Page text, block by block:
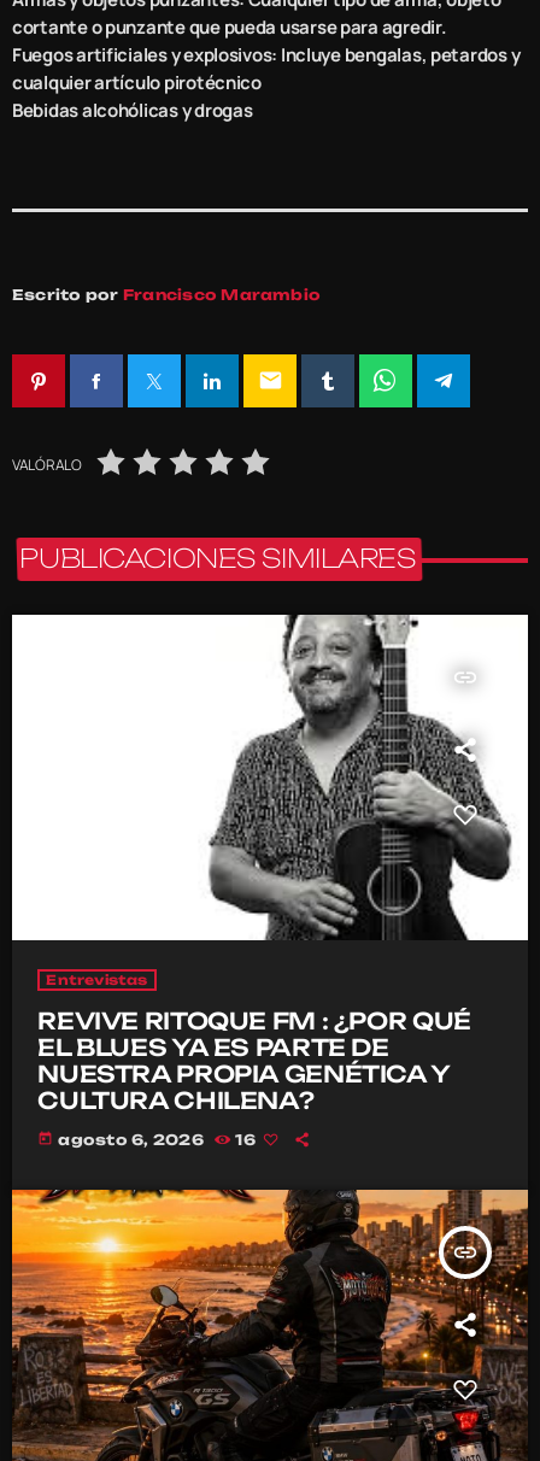
cortante o punzante que pueda usarse para agredir.
Fuegos artificiales y explosivos: Incluye bengalas, petardos y
cualquier artículo pirotécnico
Bebidas alcohólicas y drogas
Escrito por Francisco Marambio
email
VALÓRALO
PUBLICACIONES SIMILARES
insert_link
Entrevistas
REVIVE RITOQUE FM : ¿POR QUÉ
EL BLUES YA ES PARTE DE
NUESTRA PROPIA GENÉTICA Y
CULTURA CHILENA?
today agosto 6, 2026 16
insert_link